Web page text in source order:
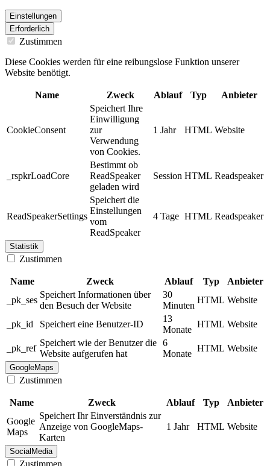
Einstellungen
Erforderlich
Zustimmen
Diese Cookies werden für eine reibungslose Funktion unserer
Website benötigt.
Name Zweck Ablauf Typ Anbieter
CookieConsent
Speichert Ihre
Einwilligung
zur
Verwendung
von Cookies.
1 Jahr HTML Website
_rspkrLoadCore
Bestimmt ob
ReadSpeaker
geladen wird
Session HTML Readspeaker
ReadSpeakerSettings
Speichert die
Einstellungen
vom
ReadSpeaker
4 Tage HTML Readspeaker
Statistik
Zustimmen
Name Zweck Ablauf Typ
Anbieter
_pk_ses
Speichert Informationen über
den Besuch der Website
30
Minuten
HTML Website
_pk_id Speichert eine Benutzer-ID
13
Monate
HTML Website
_pk_ref
Speichert wie der Benutzer die
Website aufgerufen hat
6
Monate
HTML Website
GoogleMaps
Zustimmen
Name Zweck Ablauf Typ
Anbieter
Google
Maps
Speichert Ihr Einverständnis zur
Anzeige von GoogleMaps-
Karten
1 Jahr HTML Website
SocialMedia
Zustimmen